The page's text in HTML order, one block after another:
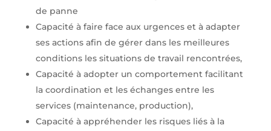
de panne
Capacité à faire face aux urgences et à adapter
ses actions afin de gérer dans les meilleures
conditions les situations de travail rencontrées,
Capacité à adopter un comportement facilitant
la coordination et les échanges entre les
services (maintenance, production),
Capacité à appréhender les risques liés à la